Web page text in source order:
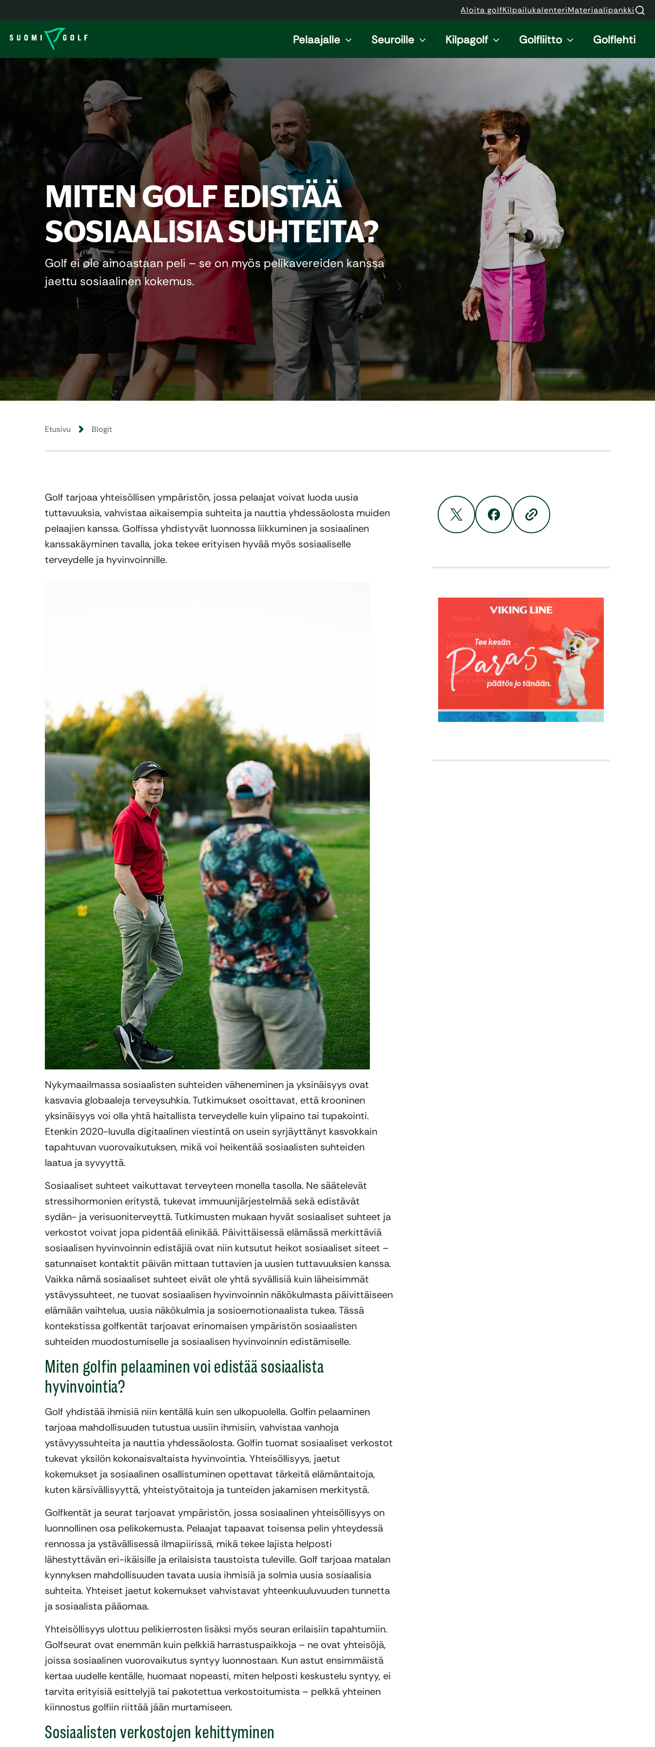
Aloita golfKilpailukalenteriMateriaalipankki
Pelaajalle Seuroille Kilpagolf Golfliitto Golflehti
MITEN GOLF EDISTÄÄ
SOSIAALISIA SUHTEITA?
Golf ei ole ainoastaan peli – se on myös pelikavereiden kanssa
jaettu sosiaalinen kokemus.
Etusivu Blogit
Golf tarjoaa yhteisöllisen ympäristön, jossa pelaajat voivat luoda uusia
tuttavuuksia, vahvistaa aikaisempia suhteita ja nauttia yhdessäolosta muiden
pelaajien kanssa. Golfissa yhdistyvät luonnossa liikkuminen ja sosiaalinen
kanssakäyminen tavalla, joka tekee erityisen hyvää myös sosiaaliselle
terveydelle ja hyvinvoinnille.
Nykymaailmassa sosiaalisten suhteiden väheneminen ja yksinäisyys ovat
kasvavia globaaleja terveysuhkia. Tutkimukset osoittavat, että krooninen
yksinäisyys voi olla yhtä haitallista terveydelle kuin ylipaino tai tupakointi.
Etenkin 2020-luvulla digitaalinen viestintä on usein syrjäyttänyt kasvokkain
tapahtuvan vuorovaikutuksen, mikä voi heikentää sosiaalisten suhteiden
laatua ja syvyyttä.
Sosiaaliset suhteet vaikuttavat terveyteen monella tasolla. Ne säätelevät
stressihormonien eritystä, tukevat immuunijärjestelmää sekä edistävät
sydän- ja verisuoniterveyttä. Tutkimusten mukaan hyvät sosiaaliset suhteet ja
verkostot voivat jopa pidentää elinikää. Päivittäisessä elämässä merkittäviä
sosiaalisen hyvinvoinnin edistäjiä ovat niin kutsutut heikot sosiaaliset siteet –
satunnaiset kontaktit päivän mittaan tuttavien ja uusien tuttavuuksien kanssa.
Vaikka nämä sosiaaliset suhteet eivät ole yhtä syvällisiä kuin läheisimmät
ystävyssuhteet, ne tuovat sosiaalisen hyvinvoinnin näkökulmasta päivittäiseen
elämään vaihtelua, uusia näkökulmia ja sosioemotionaalista tukea. Tässä
kontekstissa golfkentät tarjoavat erinomaisen ympäristön sosiaalisten
suhteiden muodostumiselle ja sosiaalisen hyvinvoinnin edistämiselle.
Miten golfin pelaaminen voi edistää sosiaalista
hyvinvointia?
Golf yhdistää ihmisiä niin kentällä kuin sen ulkopuolella. Golfin pelaaminen
tarjoaa mahdollisuuden tutustua uusiin ihmisiin, vahvistaa vanhoja
ystävyyssuhteita ja nauttia yhdessäolosta. Golfin tuomat sosiaaliset verkostot
tukevat yksilön kokonaisvaltaista hyvinvointia. Yhteisöllisyys, jaetut
kokemukset ja sosiaalinen osallistuminen opettavat tärkeitä elämäntaitoja,
kuten kärsivällisyyttä, yhteistyötaitoja ja tunteiden jakamisen merkitystä.
Golfkentät ja seurat tarjoavat ympäristön, jossa sosiaalinen yhteisöllisyys on
luonnollinen osa pelikokemusta. Pelaajat tapaavat toisensa pelin yhteydessä
rennossa ja ystävällisessä ilmapiirissä, mikä tekee lajista helposti
lähestyttävän eri-ikäisille ja erilaisista taustoista tuleville. Golf tarjoaa matalan
kynnyksen mahdollisuuden tavata uusia ihmisiä ja solmia uusia sosiaalisia
suhteita. Yhteiset jaetut kokemukset vahvistavat yhteenkuuluvuuden tunnetta
ja sosiaalista pääomaa.
Yhteisöllisyys ulottuu pelikierrosten lisäksi myös seuran erilaisiin tapahtumiin.
Golfseurat ovat enemmän kuin pelkkiä harrastuspaikkoja – ne ovat yhteisöjä,
joissa sosiaalinen vuorovaikutus syntyy luonnostaan. Kun astut ensimmäistä
kertaa uudelle kentälle, huomaat nopeasti, miten helposti keskustelu syntyy, ei
tarvita erityisiä esittelyjä tai pakotettua verkostoitumista – pelkkä yhteinen
kiinnostus golfiin riittää jään murtamiseen.
Sosiaalisten verkostojen kehittyminen